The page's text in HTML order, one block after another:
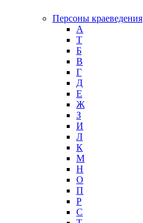
Персоны краеведения
А
T
Б
В
Г
Д
Е
Ж
З
И
Л
К
М
Н
О
П
Р
С